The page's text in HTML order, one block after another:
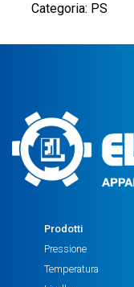
Categoria: PS
Prodotti
Pressione
Temperatura